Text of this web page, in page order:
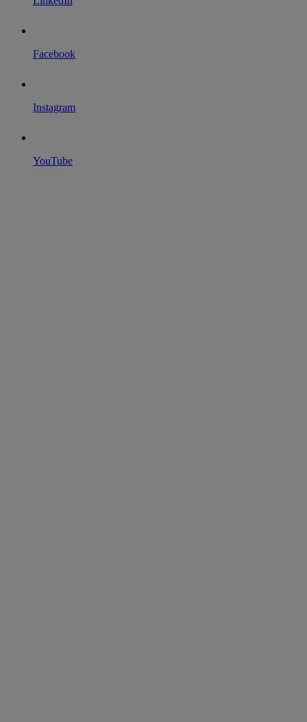
Facebook
Instagram
YouTube